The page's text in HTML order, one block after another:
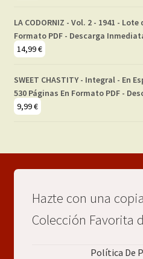
LA CODORNIZ - Vol. 2 - 1941 -
Formato PDF - Descarga
14,99€
SWEET CHASTITY - Integral - En
530 Páginas En Formato PDF -
9,99€
Hazte con una
Colección Favorita
Política De